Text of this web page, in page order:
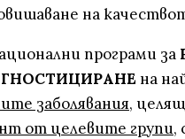
на
програми за
на
заболявания,
от целевите групи,